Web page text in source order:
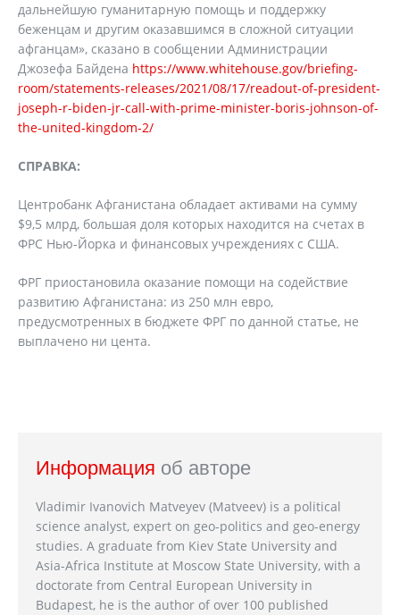
дальнейшую гуманитарную помощь и поддержку
беженцам и другим оказавшимся в сложной ситуации
афганцам», сказано в сообщении Администрации
Джозефа Байдена https://www.whitehouse.gov/briefing-
room/statements-releases/2021/08/17/readout-of-president-
joseph-r-biden-jr-call-with-prime-minister-boris-johnson-of-
the-united-kingdom-2/
СПРАВКА:
Центробанк Афганистана обладает активами на сумму
$9,5 млрд, большая доля которых находится на счетах в
ФРС Нью-Йорка и финансовых учреждениях с США.
ФРГ приостановила оказание помощи на содействие
развитию Афганистана: из 250 млн евро,
предусмотренных в бюджете ФРГ по данной статье, не
выплачено ни цента.
Информация об авторе
Vladimir Ivanovich Matveyev (Matveev) is a political
science analyst, expert on geo-politics and geo-energy
studies. A graduate from Kiev State University and
Asia-Africa Institute at Moscow State University, with a
doctorate from Central European University in
Budapest, he is the author of over 100 published